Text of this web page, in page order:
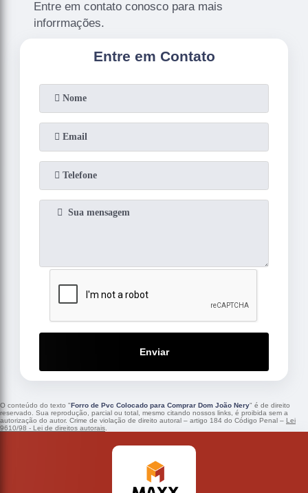
Entre em contato conosco para mais
inforrmações.
Entre em Contato
Enviar
O conteúdo do texto "Forro de Pvc Colocado para Comprar Dom João Nery" é de direito
reservado. Sua reprodução, parcial ou total, mesmo citando nossos links, é proibida sem a
autorização do autor. Crime de violação de direito autoral – artigo 184 do Código Penal – Lei
9610/98 - Lei de direitos autorais.